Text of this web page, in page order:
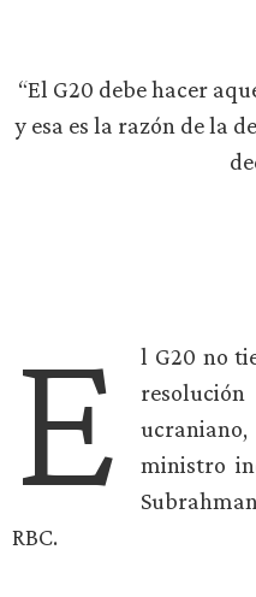
“El G20 debe hacer
y esa es la razón de la
E
l G20 no
ministro
RBC.